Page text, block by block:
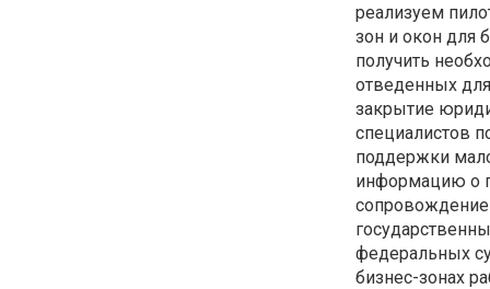
реализуем
зон и окон для
получить
отведенных
закрытие
специалистов
поддержки
информацию о
федеральных
бизнес-зонах